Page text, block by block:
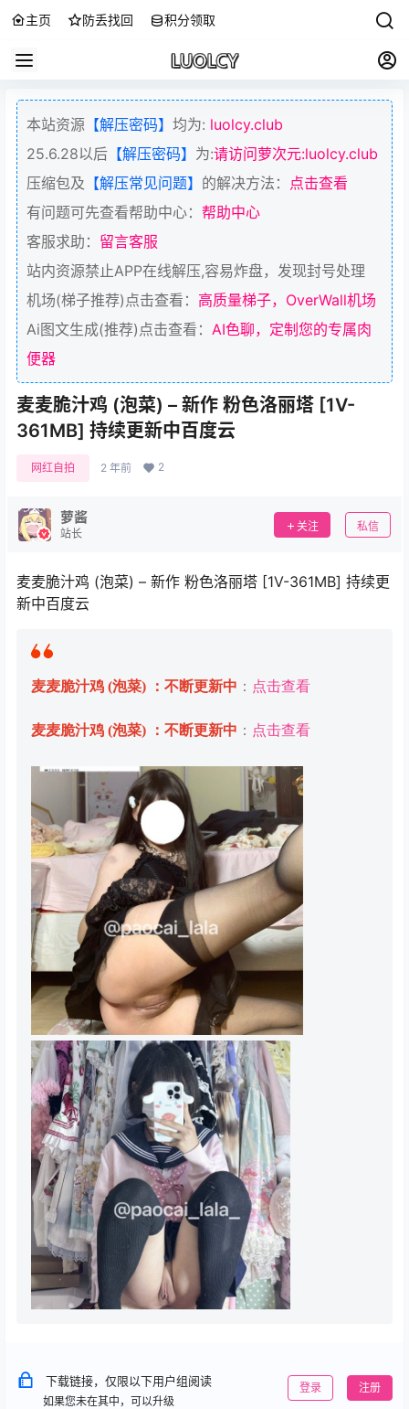
主页 防丢找回 积分领取
本站资源 【解压密码】 均为: luolcy.club
25.6.28以后 【解压密码】 为:请访问萝次元:luolcy.club
压缩包及 【解压常见问题】 的解决方法： 点击查看
有问题可先查看帮助中心： 帮助中心
客服求助： 留言客服
站内资源禁止APP在线解压,容易炸盘，发现封号处理
机场(梯子推荐)点击查看： 高质量梯子，OverWall机场
Ai图文生成(推荐)点击查看： AI色聊，定制您的专属肉
便器
麦麦脆汁鸡 (泡菜) – 新作 粉色洛丽塔 [1V-
361MB] 持续更新中百度云
网红自拍 2 年前 2
萝酱
站长
关注 私信
麦麦脆汁鸡 (泡菜) – 新作 粉色洛丽塔 [1V-361MB] 持续更
新中百度云
麦麦脆汁鸡 (泡菜) ：不断更新中 ： 点击查看
麦麦脆汁鸡 (泡菜) ：不断更新中 ： 点击查看
下载链接，仅限以下用户组阅读
如果您未在其中，可以升级
登录 注册